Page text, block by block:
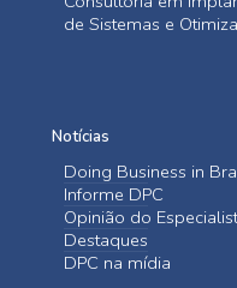
de Sistemas e
Notícias
Doing Business in
Informe DPC
Opinião do
Destaques
DPC na mídia